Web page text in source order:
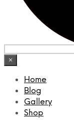
×
Home
Blog
Gallery
Shop